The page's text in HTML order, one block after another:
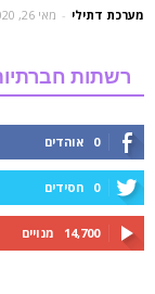
מערכת דתילי - מאי 26, 2020
רשתות
0 אוהדים
0 חסידים
14,700 מנויים